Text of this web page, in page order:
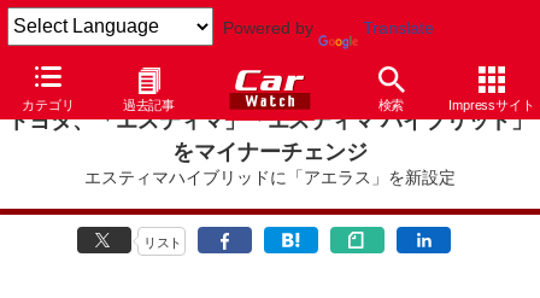
Powered by Translate
カテゴリ 過去記事 検索 Impressサイト
トヨタ、「エスティマ」「エスティマ ハイブリッド」
をマイナーチェンジ
エスティマハイブリッドに「アエラス」を新設定
リスト